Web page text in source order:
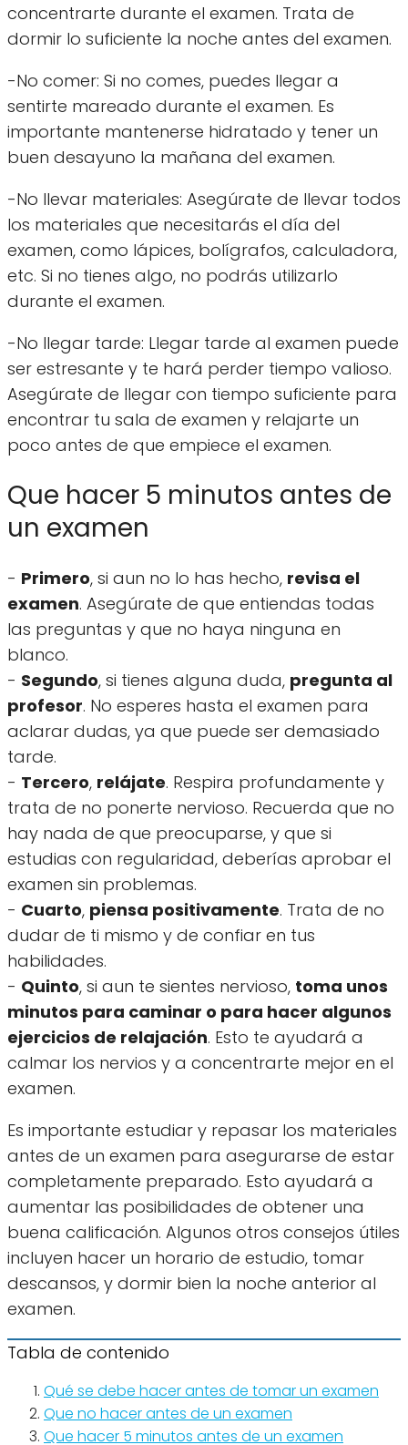
concentrarte durante el examen. Trata de
dormir lo suficiente la noche antes del examen.
-No comer: Si no comes, puedes llegar a
sentirte mareado durante el examen. Es
importante mantenerse hidratado y tener un
buen desayuno la mañana del examen.
-No llevar materiales: Asegúrate de llevar todos
los materiales que necesitarás el día del
examen, como lápices, bolígrafos, calculadora,
etc. Si no tienes algo, no podrás utilizarlo
durante el examen.
-No llegar tarde: Llegar tarde al examen puede
ser estresante y te hará perder tiempo valioso.
Asegúrate de llegar con tiempo suficiente para
encontrar tu sala de examen y relajarte un
poco antes de que empiece el examen.
Que hacer 5 minutos antes de
un examen
- Primero, si aun no lo has hecho, revisa el
examen. Asegúrate de que entiendas todas
las preguntas y que no haya ninguna en
blanco.
- Segundo, si tienes alguna duda, pregunta al
profesor. No esperes hasta el examen para
aclarar dudas, ya que puede ser demasiado
tarde.
- Tercero, relájate. Respira profundamente y
trata de no ponerte nervioso. Recuerda que no
hay nada de que preocuparse, y que si
estudias con regularidad, deberías aprobar el
examen sin problemas.
- Cuarto, piensa positivamente. Trata de no
dudar de ti mismo y de confiar en tus
habilidades.
- Quinto, si aun te sientes nervioso, toma unos
minutos para caminar o para hacer algunos
ejercicios de relajación. Esto te ayudará a
calmar los nervios y a concentrarte mejor en el
examen.
Es importante estudiar y repasar los materiales
antes de un examen para asegurarse de estar
completamente preparado. Esto ayudará a
aumentar las posibilidades de obtener una
buena calificación. Algunos otros consejos útiles
incluyen hacer un horario de estudio, tomar
descansos, y dormir bien la noche anterior al
examen.
Tabla de contenido
Qué se debe hacer antes de tomar un examen
Que no hacer antes de un examen
Que hacer 5 minutos antes de un examen